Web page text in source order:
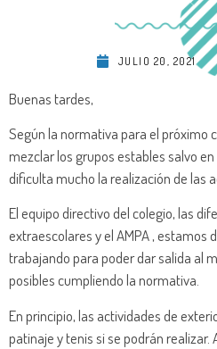
JULIO 20, 2021
Buenas tardes,
Según la normativa para el próximo
mezclar los grupos estables salvo
dificulta mucho la realización de las
El equipo directivo del colegio, las
extraescolares y el AMPA , estamos
trabajando para poder dar salida al
posibles cumpliendo la normativa.
En principio, las actividades de
patinaje y tenis si se podrán